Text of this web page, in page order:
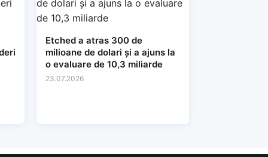
Etched a atras 300 de
milioane de dolari și a ajuns la
o evaluare de 10,3 miliarde
23.07.2026